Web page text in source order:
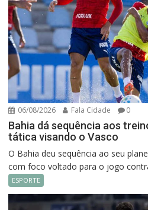
06/08/2026 Fala Cidade 0
Bahia dá sequência aos
tática visando o Vasco
O Bahia deu sequência ao seu
com foco voltado para o jogo
ESPORTE